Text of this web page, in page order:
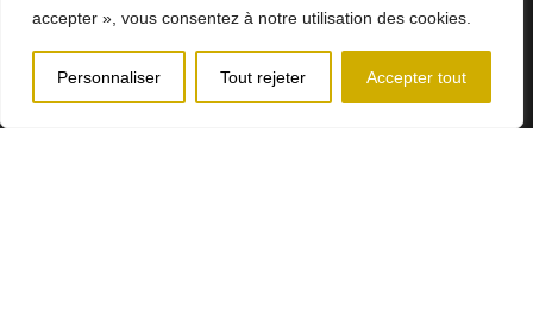
accepter », vous consentez à notre utilisation des cookies.
Personnaliser Tout rejeter Accepter tout
Heures d'ouverture